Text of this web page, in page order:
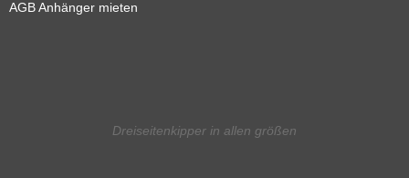
AGB Anhänger mieten
Dreiseitenkipper in allen größen